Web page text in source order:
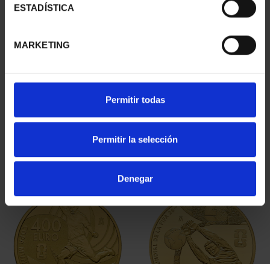
ESTADÍSTICA
MARKETING
Permitir todas
Permitir la selección
Denegar
250 ANIV. EEUU - FIRST
140,00 €
MUNDIAL FIFA 2026 (EM.
145,00 €